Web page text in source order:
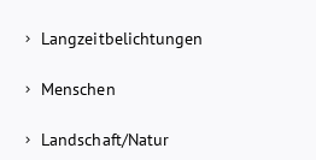
Langzeitbelichtungen
Menschen
Landschaft/Natur